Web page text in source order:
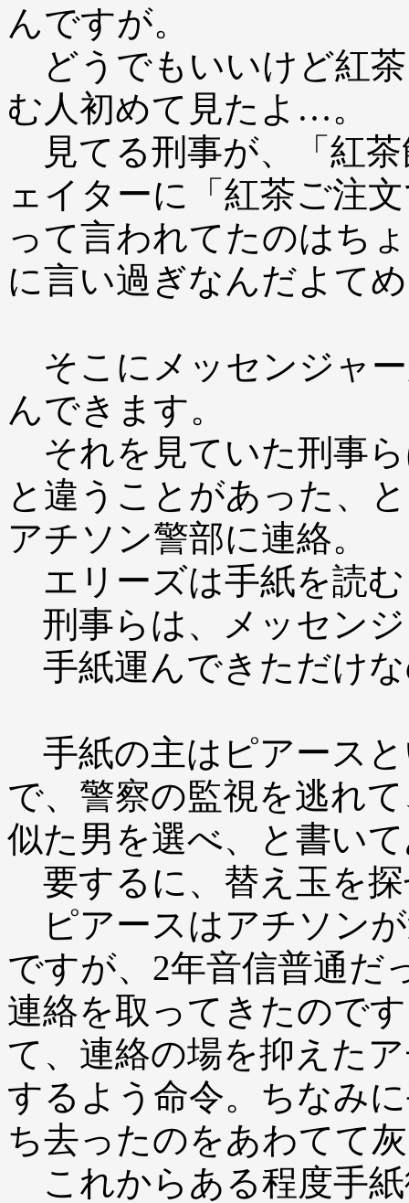
んですが。
どうでもいいけど紅
む人初めて見たよ…。
見てる刑事が、「紅
ェイターに「紅茶ご注
って言われてたのはち
に言い過ぎなんだよて
そこにメッセンジャ
んできます。
それを見ていた刑事
と違うことがあった、
アチソン警部に連絡。
エリーズは手紙を読
刑事らは、メッセン
手紙運んできただけ
手紙の主はピアース
で、警察の監視を逃れ
似た男を選べ、と書い
要するに、替え玉を
ピアースはアチソン
ですが、2年音信普通だ
連絡を取ってきたので
て、連絡の場を抑えた
するよう命令。ちなみ
ち去ったのをあわてて
これからある程度手